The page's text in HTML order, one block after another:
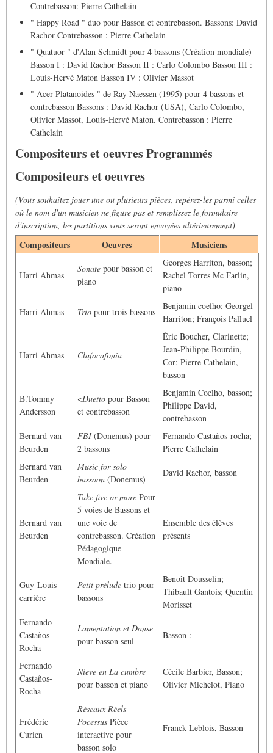
Contrebasson: Pierre Cathelain
" Happy Road " duo pour Basson et contrebasson. Bassons: David
Rachor Contrebasson : Pierre Cathelain
" Quatuor " d'Alan Schmidt pour 4 bassons (Création mondiale)
Basson I : David Rachor Basson II : Carlo Colombo Basson III :
Louis-Hervé Maton Basson IV : Olivier Massot
" Acer Platanoides " de Ray Naessen (1995) pour 4 bassons et
contrebasson Bassons : David Rachor (USA), Carlo Colombo,
Olivier Massot, Louis-Hervé Maton. Contrebasson : Pierre
Cathelain
Compositeurs et oeuvres Programmés
Compositeurs et oeuvres
(Vous souhaitez jouer une ou plusieurs pièces, repérez-les parmi celles
où le nom d'un musicien ne figure pas et remplissez le formulaire
d'inscription, les partitions vous seront envoyées ultérieurement)
Compositeurs Oeuvres Musiciens
Harri Ahmas
Sonate pour basson et
piano
Georges Harriton, basson;
Rachel Torres Mc Farlin,
piano
Harri Ahmas Trio pour trois bassons
Benjamin coelho; Georgel
Harriton; François Palluel
Harri Ahmas Clafocafonia
Éric Boucher, Clarinette;
Jean-Philippe Bourdin,
Cor; Pierre Cathelain,
basson
B.Tommy
Andersson
<Duetto pour Basson
et contrebasson
Benjamin Coelho, basson;
Philippe David,
contrebasson
Bernard van
Beurden
FBI (Donemus) pour
2 bassons
Fernando Castaños-rocha;
Pierre Cathelain
Bernard van
Beurden
Music for solo
bassoon (Donemus)
David Rachor, basson
Bernard van
Beurden
Take five or more Pour
5 voies de Bassons et
une voie de
contrebasson. Création
Pédagogique
Mondiale.
Ensemble des élèves
présents
Guy-Louis
carrière
Petit prélude trio pour
bassons
Benoît Dousselin;
Thibault Gantois; Quentin
Morisset
Fernando
Castaños-
Rocha
Lamentation et Danse
pour basson seul
Basson :
Fernando
Castaños-
Rocha
Nieve en La cumbre
pour basson et piano
Cécile Barbier, Basson;
Olivier Michelot, Piano
Frédéric
Curien
Réseaux Réels-
Pocessus Pièce
interactive pour
basson solo
Franck Leblois, Basson